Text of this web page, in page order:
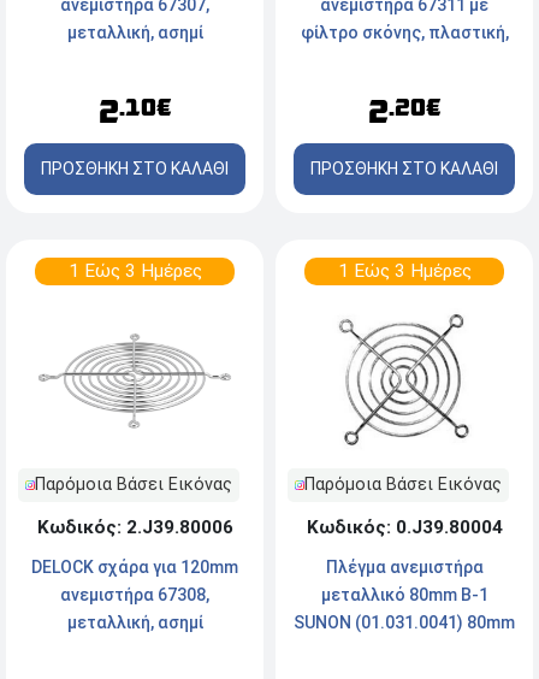
ανεμιστήρα 67307,
μεταλλική, ασημί
2.10€
ΠΡΟΣΘΗΚΗ ΣΤΟ ΚΑΛΑΘΙ
ανεμιστήρα 67311 με
φίλτρο σκόνης, πλαστική,
2.20€
ΠΡΟΣΘΗΚΗ ΣΤΟ ΚΑΛΑΘΙ
1 Εώς 3 Ημέρες
Παρόμοια Βάσει Εικόνας
Κωδικός: 2.J39.80006
DELOCK σχάρα για 120mm
ανεμιστήρα 67308,
μεταλλική, ασημί
1 Εώς 3 Ημέρες
Παρόμοια Βάσει Εικόνας
Κωδικός: 0.J39.80004
Πλέγμα ανεμιστήρα
μεταλλικό 80mm B-1
SUNON (01.031.0041) 80mm